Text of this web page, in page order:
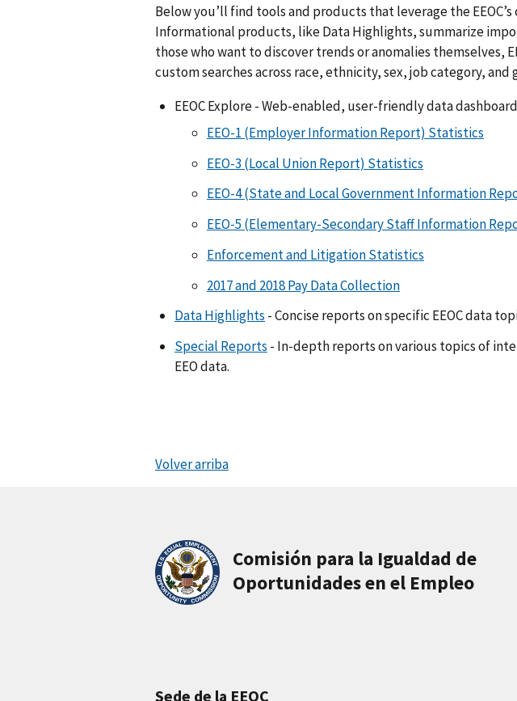
Below you’ll find tools and products that leverage the
Informational products, like Data Highlights, summarize
those who want to discover trends or anomalies themselves,
custom searches across race, ethnicity, sex, job category, and
EEOC Explore - Web-enabled, user-friendly data
EEO-1 (Employer Information Report) Statistics
EEO-3 (Local Union Report) Statistics
EEO-4 (State and Local Government Information
EEO-5 (Elementary-Secondary Staff Information
Enforcement and Litigation Statistics
2017 and 2018 Pay Data Collection
Data Highlights - Concise reports on specific EEOC data
Special Reports - In-depth reports on various topics of
EEO data.
Volver arriba
Comisión para la Igualdad de
Oportunidades en el Empleo
Sede de la EEOC